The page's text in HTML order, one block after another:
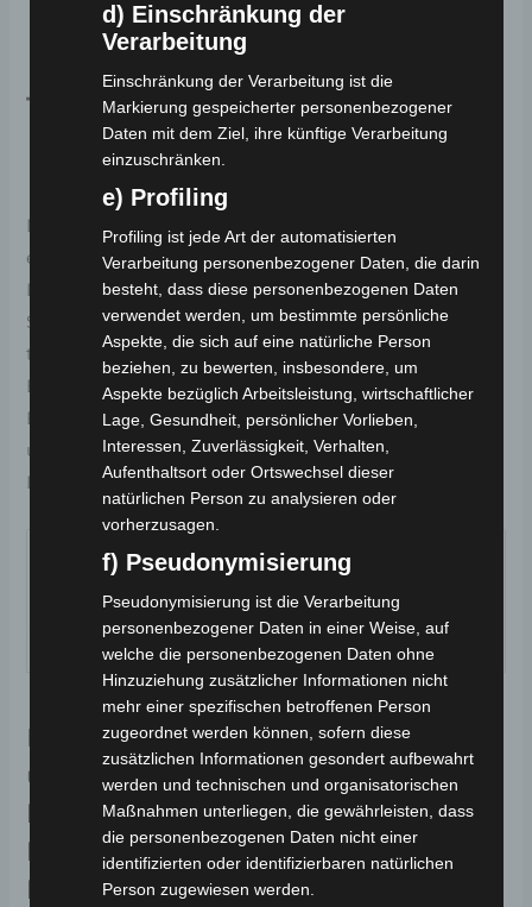
Höhe: 1200 mm
Radstand:1550 mm
Topcase:
24 LITER Topcase inklusive
Der Elektro-Chopper CP-6 wird komplettiert durch
ein geräumiges 24-Liter-Topcase, das im
Lieferumfang enthalten ist. Mit ausreichend
Stauraum können Sie wichtige Dinge sicher
transportieren, während Sie stilvoll unterwegs sind.
Erleben Sie die Freiheit und den Fahrspaß des
Elektro-Chopper CP-6. Genießen Sie
umweltfreundliche Mobilität, ohne Kompromisse bei
Leistung und Stil einzugehen.
Für weitere Informationen und um
unser Elektromobil in Aktion zu erleben,
kontaktieren Sie uns bitte oder
besuchen Sie unsere Ausstellung. Wir
helfen Ihnen gerne dabei, die perfekte
d) Einschränkung der
Verarbeitung
Einschränkung der Verarbeitung ist die
Markierung gespeicherter personenbezogener
Daten mit dem Ziel, ihre künftige Verarbeitung
einzuschränken.
e) Profiling
Profiling ist jede Art der automatisierten
Verarbeitung personenbezogener Daten, die darin
besteht, dass diese personenbezogenen Daten
verwendet werden, um bestimmte persönliche
Aspekte, die sich auf eine natürliche Person
beziehen, zu bewerten, insbesondere, um
Aspekte bezüglich Arbeitsleistung, wirtschaftlicher
Lage, Gesundheit, persönlicher Vorlieben,
Interessen, Zuverlässigkeit, Verhalten,
Aufenthaltsort oder Ortswechsel dieser
natürlichen Person zu analysieren oder
vorherzusagen.
f) Pseudonymisierung
Pseudonymisierung ist die Verarbeitung
personenbezogener Daten in einer Weise, auf
welche die personenbezogenen Daten ohne
Hinzuziehung zusätzlicher Informationen nicht
mehr einer spezifischen betroffenen Person
zugeordnet werden können, sofern diese
zusätzlichen Informationen gesondert aufbewahrt
werden und technischen und organisatorischen
Maßnahmen unterliegen, die gewährleisten, dass
die personenbezogenen Daten nicht einer
identifizierten oder identifizierbaren natürlichen
Person zugewiesen werden.